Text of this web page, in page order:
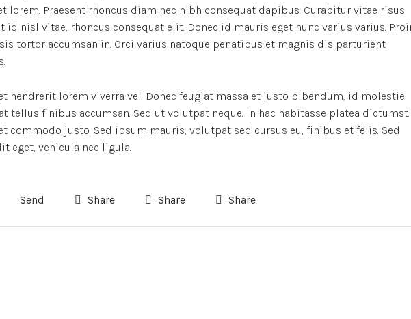
lorem. Praesent rhoncus diam nec nibh consequat dapibus. Curabitur vitae risus
id nisl vitae, rhoncus consequat elit. Donec id mauris eget nunc varius varius.
tortor accumsan in. Orci varius natoque penatibus et magnis dis parturient
hendrerit lorem viverra vel. Donec feugiat massa et justo bibendum, id molestie
tellus finibus accumsan. Sed ut volutpat neque. In hac habitasse platea dictumst.
commodo justo. Sed ipsum mauris, volutpat sed cursus eu, finibus et felis. Sed
eget, vehicula nec ligula.
Send Share Share Share